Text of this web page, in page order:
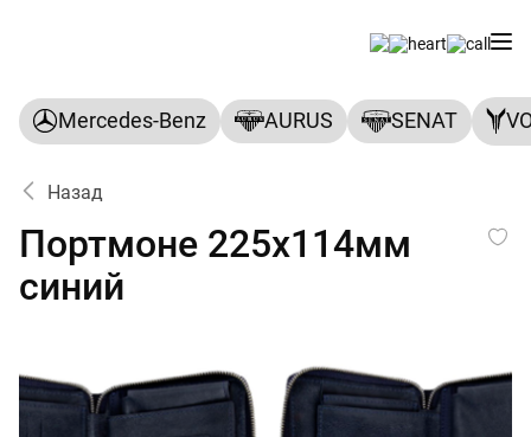
Mercedes-Benz AURUS SENAT
Назад
Портмоне 225х114мм синий
Портмоне 225х114мм
синий